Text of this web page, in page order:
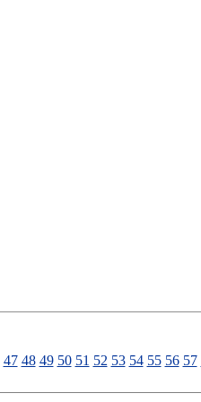
47 48 49 50 51 52 53 54 55 56 57